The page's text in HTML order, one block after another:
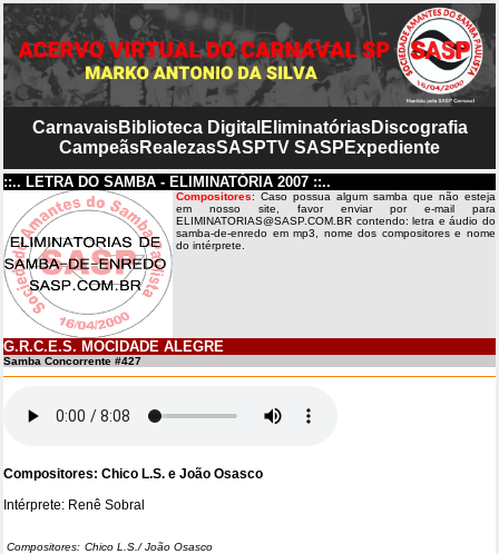
CarnavaisBiblioteca Digital EliminatóriasDiscografia
CampeãsRealezasSASPTV SASP Expediente
::.. LETRA DO SAMBA - ELIMINATÓRIA 2007 ::..
Compositores: Caso possua algum samba que não esteja
em nosso site, favor enviar por e-mail para
ELIMINATORIAS@SASP.COM.BR contendo: letra e áudio do
samba-de-enredo em mp3, nome dos compositores e nome
do intérprete.
G.R.C.E.S. MOCIDADE ALEGRE
Samba Concorrente #427
Compositores: Chico L.S. e João Osasco
Intérprete: Renê Sobral
Compositores: Chico L.S./ João Osasco